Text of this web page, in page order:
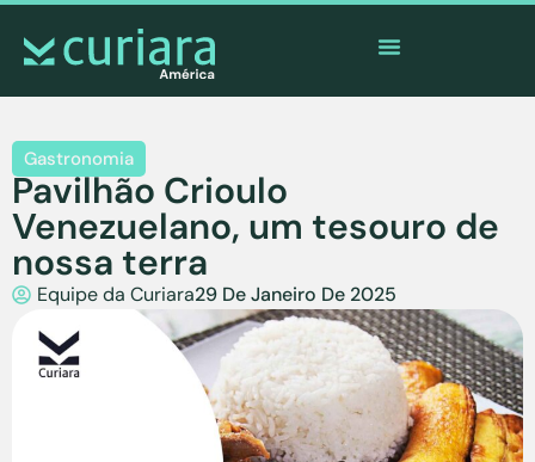
Gastronomia
Pavilhão Crioulo
Venezuelano, um tesouro de
nossa terra
Equipe da Curiara29 De Janeiro De 2025